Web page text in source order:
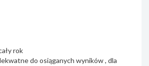
rok
do osiąganych wyników , dla